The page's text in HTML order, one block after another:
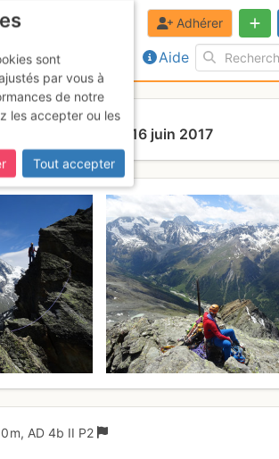
Aide
Adhérer
Vendredi 16 juin 2017
m, AD4b II P2
sont
par vous à
de notre
les accepter ou les
Tout accepter